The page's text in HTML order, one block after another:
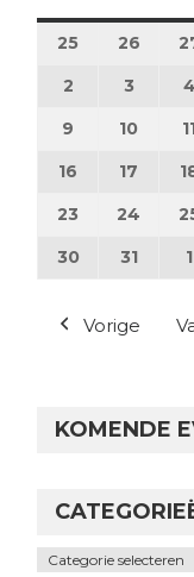
25 25 26 26
2 2 december
3 3 4
9 9 december
10 10
16 16 17 17
23 23 24 24
30 30 3131 1
Vorige
KOMENDE
Categorieën